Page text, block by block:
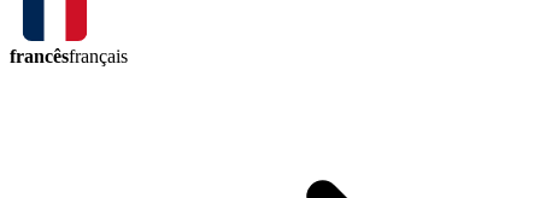
francêsfrançais